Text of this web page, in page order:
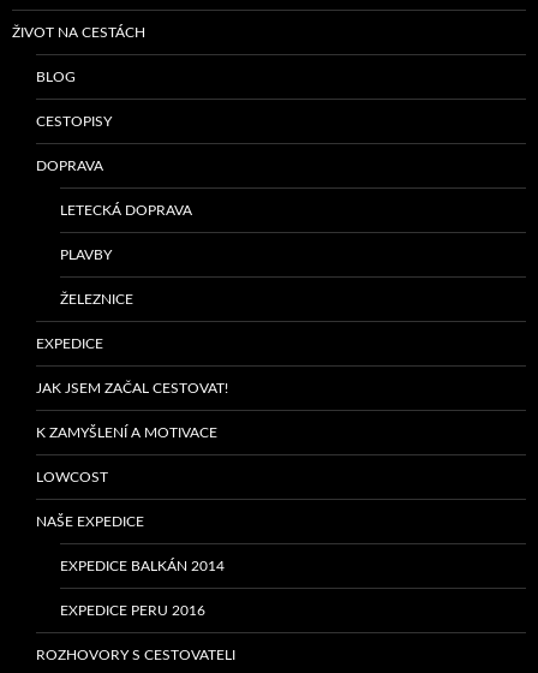
ŽIVOT NA CESTÁCH
BLOG
CESTOPISY
DOPRAVA
LETECKÁ DOPRAVA
PLAVBY
ŽELEZNICE
EXPEDICE
JAK JSEM ZAČAL CESTOVAT!
K ZAMYŠLENÍ A MOTIVACE
LOWCOST
NAŠE EXPEDICE
EXPEDICE BALKÁN 2014
EXPEDICE PERU 2016
ROZHOVORY S CESTOVATELI